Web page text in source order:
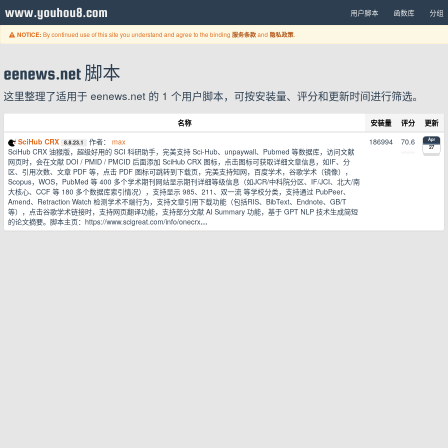
www.youhou8.com 用户脚本 函数库 分组
NOTICE: By continued use of this site you understand and agree to the binding 服务条款and 隐私政策.
eenews.net 脚本
这里整理了适用于 eenews.net 的 1 个用户脚本，可按安装量、评分和更新时间进行筛选。
名称 安装量 评分
更新
SciHub CRX
8.8.23.1 作者： max
SciHub CRX 油猴版，超级好用的 SCI 科研助手，完美支持 Sci-Hub、unpaywall、Pubmed 等数据库，访问文献
网页时，会在文献 DOI / PMID / PMCID 后面添加 SciHub CRX 图标，点击图标可获取详细文章信息，如IF、分
区、引用次数、文章 PDF 等，点击 PDF 图标可跳转到下载页，完美支持知网，百度学术，谷歌学术（镜像），
Scopus，WOS，PubMed 等 400 多个学术期刊网站显示期刊详细等级信息（如JCR/中科院分区、IF/JCI、北大/南
大核心、CCF 等 180 多个数据库索引情况），支持显示 985、211、双一流 等学校分类，支持通过 PubPeer、
Amend、Retraction Watch 检测学术不端行为，支持文章引用下载功能（包括RIS、BibText、Endnote、GB/T
等），点击谷歌学术链接时，支持网页翻译功能，支持部分文献 AI Summary 功能，基于 GPT NLP 技术生成简短
的论文摘要。脚本主页：https://www.scigreat.com/info/onecrx…
186994 70.6 Apr
27